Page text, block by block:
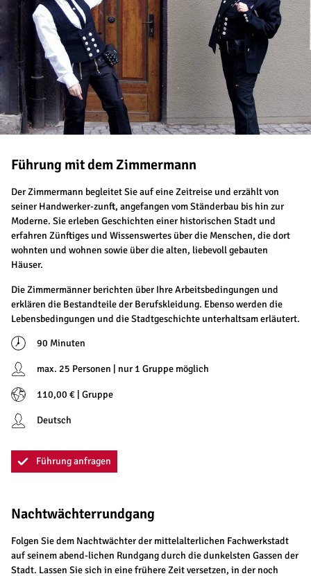
Führung mit dem Zimmermann
Der Zimmermann begleitet Sie auf eine Zeitreise und erzählt von
seiner Handwerker-zunft, angefangen vom Ständerbau bis hin zur
Moderne. Sie erleben Geschichten einer historischen Stadt und
erfahren Zünftiges und Wissenswertes über die Menschen, die dort
wohnten und wohnen sowie über die alten, liebevoll gebauten
Häuser.
Die Zimmermänner berichten über Ihre Arbeitsbedingungen und
erklären die Bestandteile der Berufskleidung. Ebenso werden die
Lebensbedingungen und die Stadtgeschichte unterhaltsam erläutert.
90 Minuten
max. 25 Personen | nur 1 Gruppe möglich
110,00 € | Gruppe
Deutsch
Führung anfragen
Nachtwächterrundgang
Folgen Sie dem Nachtwächter der mittelalterlichen Fachwerkstadt
auf seinem abend-lichen Rundgang durch die dunkelsten Gassen der
Stadt. Lassen Sie sich in eine frühere Zeit versetzen, in der noch